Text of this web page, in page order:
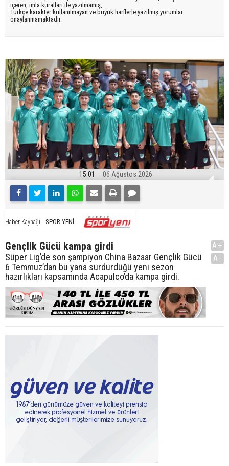
içeren, imla kuralları ile yazılmamış,
Türkçe karakter kullanılmayan ve büyük harflerle yazılmış yorumlar
onaylanmamaktadır.
15:01 06 Ağustos 2026
Haber Kaynağı SPOR YENİ
Gençlik Gücü kampa girdi
Süper Lig’de son şampiyon China Bazaar Gençlik Gücü
6 Temmuz’dan bu yana sürdürdüğü yeni sezon
hazırlıkları kapsamında Acapulco’da kampa girdi.
A+
A-